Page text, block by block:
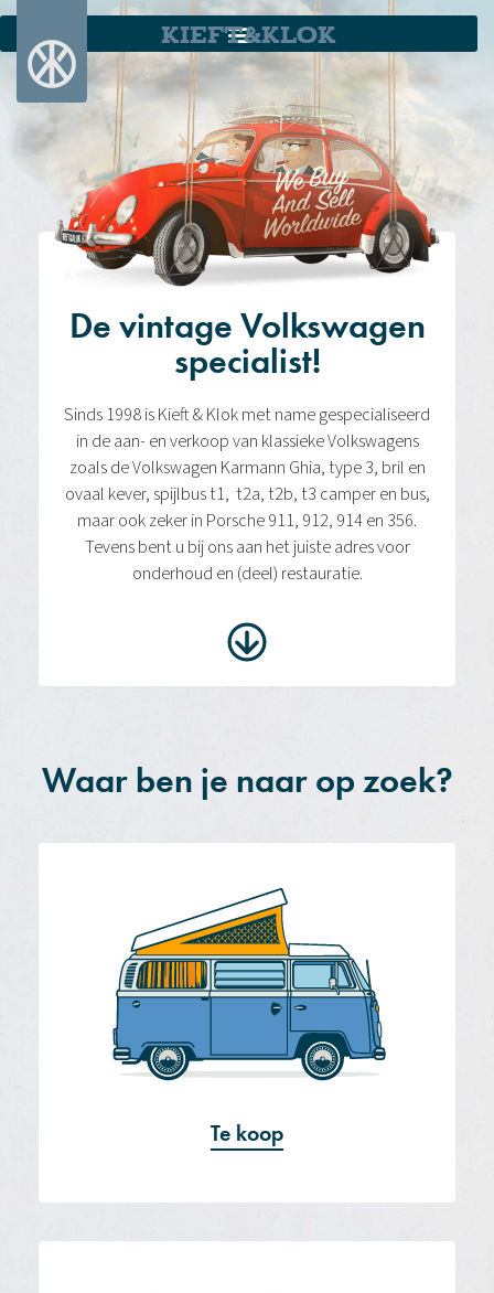
KIEFT&KLOK
De vintage Volkswagen
specialist!
Sinds 1998 is Kieft & Klok met name gespecialiseerd
in de aan- en verkoop van klassieke Volkswagens
zoals de Volkswagen Karmann Ghia, type 3, bril en
ovaal kever, spijlbus t1, t2a, t2b, t3 camper en bus,
maar ook zeker in Porsche 911, 912, 914 en 356.
Tevens bent u bij ons aan het juiste adres voor
onderhoud en (deel) restauratie.
Waar ben je naar op zoek?​
Te koop